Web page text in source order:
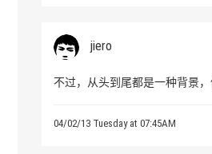
jiero
不过，从头到尾都是一种背景
04/02/13 Tuesday at 07:45AM